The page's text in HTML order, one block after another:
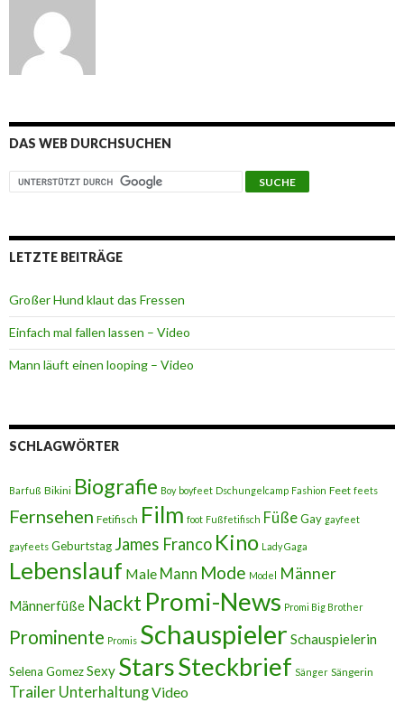
DAS WEB DURCHSUCHEN
LETZTE BEITRÄGE
Großer Hund klaut das Fressen
Einfach mal fallen lassen – Video
Mann läuft einen looping – Video
SCHLAGWÖRTER
Barfuß Bikini Biografie Boy boyfeet Dschungelcamp Fashion Feet feets
Fernsehen Fetifisch Film foot Fußfetifisch FüßeGay gayfeet
gayfeets Geburtstag James Franco Kino Lady Gaga
Lebenslauf Male Mann Mode Model Männer
Männerfüße Nackt Promi-News Promi Big Brother
Prominente Promis Schauspieler Schauspielerin
Selena GomezSexy StarsSteckbrief Sänger Sängerin
Trailer UnterhaltungVideo